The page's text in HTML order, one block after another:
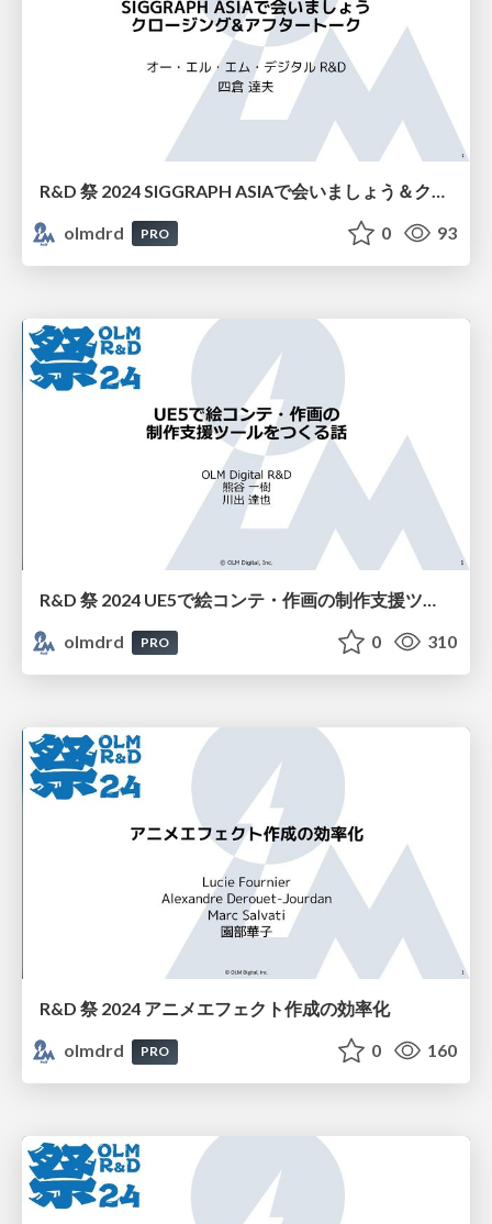
olmdrd
PRO 0 93
R&D 祭 2024 UE5で絵コンテ・作画の制作支援ツールをつくる話
olmdrd
PRO 0 310
R&D 祭 2024 アニメエフェクト作成の効率化
olmdrd
PRO 0 160